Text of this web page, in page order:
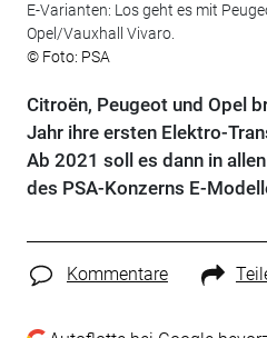
E-Varianten: Los geht es mit
Opel/Vauxhall Vivaro.
© Foto: PSA
Citroën, Peugeot und Opel
Jahr ihre ersten Elektro-
Ab 2021 soll es dann in
des PSA-Konzerns E-
Kommentare